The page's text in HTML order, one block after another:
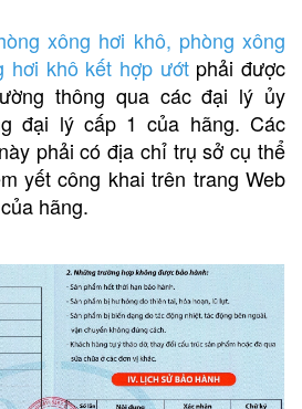
xông hơi khô, phòng xông
hơi khô kết hợp ướtphải được
thông qua các đại lý ủy
đại lý cấp 1 của hãng. Các
phải có địa chỉ trụ sở cụ thể
yết công khai trên trang Web
hãng.